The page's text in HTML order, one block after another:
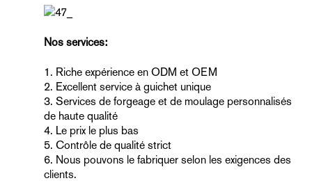
Nos services:
1. Riche expérience en ODM et OEM
2. Excellent service à guichet unique
3. Services de forgeage et de moulage personnalisés
de haute qualité
4. Le prix le plus bas
5. Contrôle de qualité strict
6. Nous pouvons le fabriquer selon les exigences des
clients.